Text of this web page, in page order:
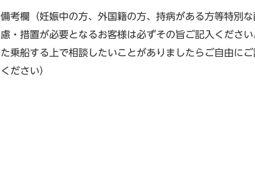
備考欄（妊娠中の方、外国籍の方、持病がある方等特別な
慮・措置が必要となるお客様は必ずその旨ご記入ください
た乗船する上で相談したいことがありましたらご自由にご
ください）